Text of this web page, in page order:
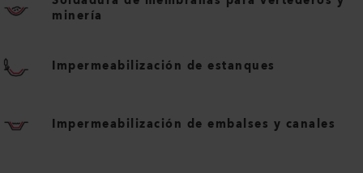
minería
Impermeabilización de estanques
Impermeabilización de embalses y canales